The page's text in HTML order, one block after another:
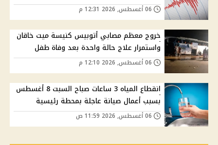
خروج معظم مصابي أتوبيس كنيسة ميت خاقان
واستمرار علاج حالة واحدة بعد وفاة طفل
انقطاع المياه 3 ساعات صباح السبت 8 أغسطس
بسبب أعمال صيانة عاجلة بمحطة رئيسية